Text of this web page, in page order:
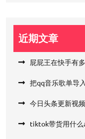
近期文章
屁屁王在快手有
把qq音乐歌单导
今日头条更新视
tiktok带货用什么